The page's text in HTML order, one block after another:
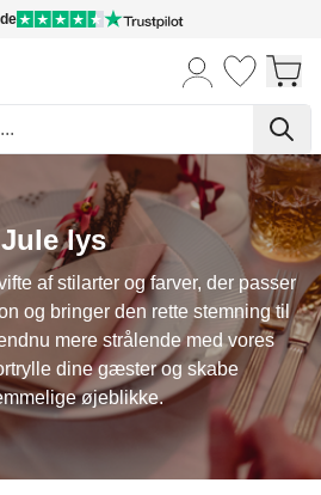
Jule lys
af stilarter og farver, der passer
og bringer den rette stemning til
mere strålende med vores
dine gæster og skabe
øjeblikke.